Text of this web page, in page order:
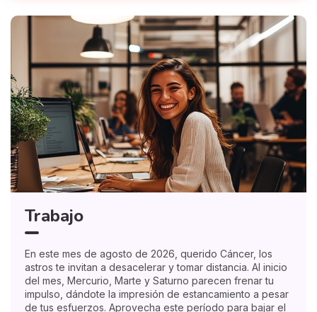
Trabajo
En este mes de agosto de 2026, querido Cáncer, los
astros te invitan a desacelerar y tomar distancia. Al inicio
del mes, Mercurio, Marte y Saturno parecen frenar tu
impulso, dándote la impresión de estancamiento a pesar
de tus esfuerzos. Aprovecha este período para bajar el